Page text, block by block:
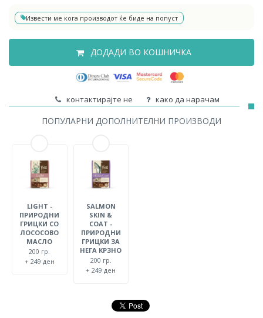
Извести ме кога производот ќе биде на попуст
ДОДАДИ ВО КОШНИЧКА
контактирајте не како да нарачам
ПОПУЛАРНИ ДОПОЛНИТЕЛНИ ПРОИЗВОДИ
LIGHT -
ПРИРОДНИ
ГРИЦКИ СО
ЛОСОСОВО
МАСЛО
200 гр.
+ 249 ден
SALMON
SKIN &
COAT -
ПРИРОДНИ
ГРИЦКИ ЗА
НЕГА КРЗНО
200 гр.
+ 249 ден